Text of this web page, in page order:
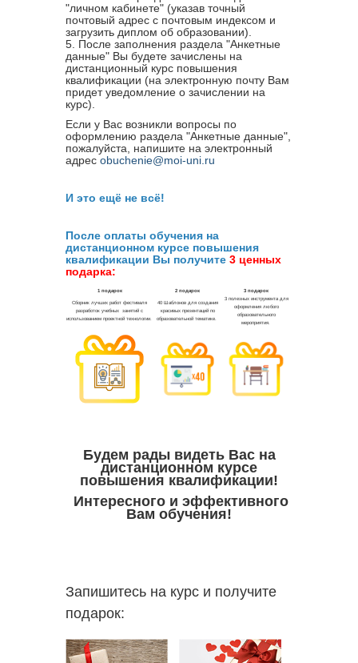
"личном кабинете" (указав точный
почтовый адрес с почтовым индексом и
загрузить диплом об образовании).
5. После заполнения раздела "Анкетные
данные" Вы будете зачислены на
дистанционный курс повышения
квалификации (на электронную почту Вам
придет уведомление о зачислении на
курс).
Если у Вас возникли вопросы по
оформлению раздела "Анкетные данные",
пожалуйста, напишите на электронный
адрес obuchenie@moi-uni.ru
И это ещё не всё!
После оплаты обучения на
дистанционном курсе повышения
квалификации Вы получите 3 ценных
подарка:
Будем рады видеть Вас на
дистанционном курсе
повышения квалификации!
Интересного и эффективного
Вам обучения!
Запишитесь на курс и получите
подарок: